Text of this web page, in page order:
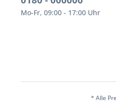
Mo-Fr, 09:00 - 17:00 Uhr
* Alle